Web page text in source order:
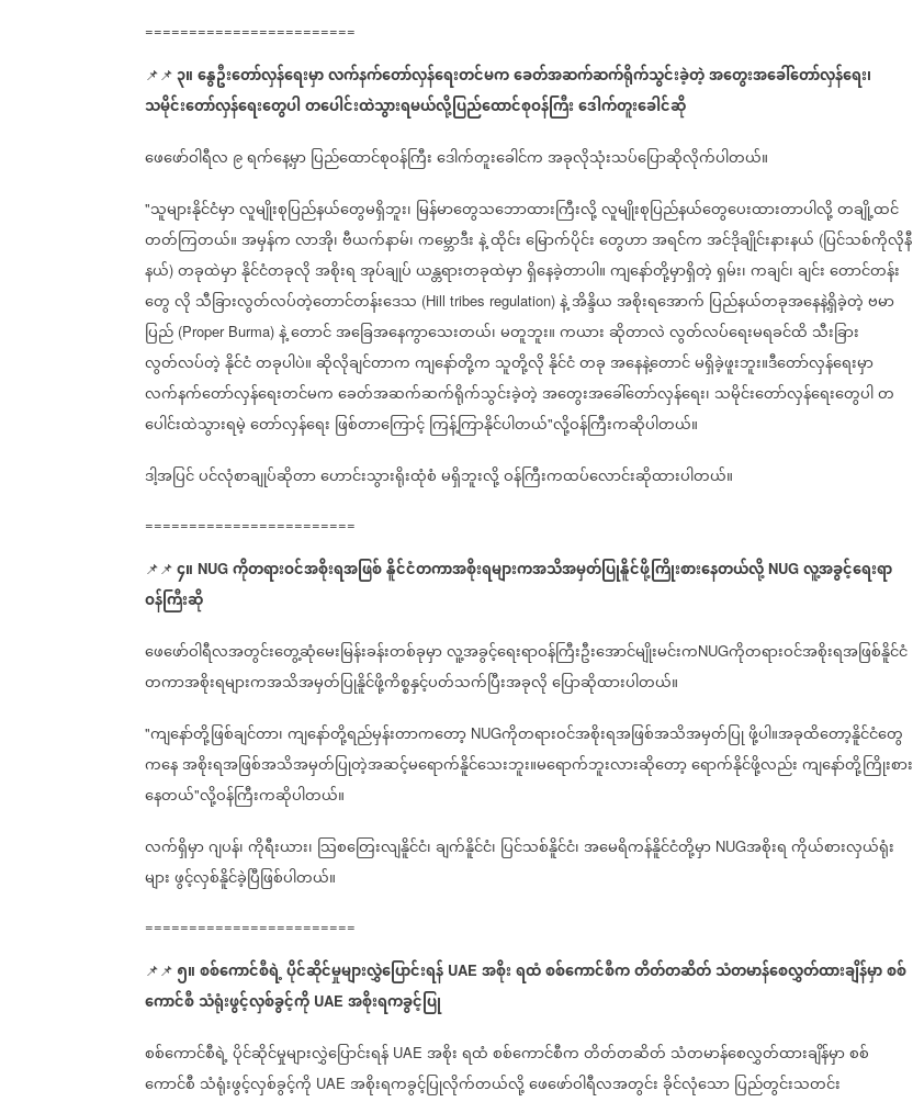
========================
📌📌 ၃။နွေဦးတော်လှန်ရေးမှာလက်နက်တော်လှန်ရေးတင်မကခေတ်အဆက်ဆက်ရိုက်သွင်းခဲ့တဲ့အတွေးအခေါ်တော်လှန်ရေး၊
သမိုင်းတော်လှန်ရေးတွေပါတပေါင်းထဲသွားရမယ်လို့ပြည်ထောင်စုဝန်ကြီးဒေါက်တူးခေါင်ဆို
ဖေဖော်ဝါရီလ ၉ရက်‌နေ့မှာပြည်ထောင်စုဝန်ကြီးဒေါက်တူးခေါင်ကအခုလိုသုံးသပ်ပြောဆိုလိုက်ပါတယ်။
"သူများနိုင်ငံမှာလူမျိုးစုပြည်နယ်တွေမရှိဘူး၊ မြန်မာတွေသဘောထားကြီးလို့လူမျိုးစုပြည်နယ်တွေပေးထားတာပါလို့တချို့ထင်
တတ်ကြတယ်။အမှန်ကလာအို၊ဗီယက်နာမ်၊ကမ္ဘောဒီးနဲ့ထိုင်းမြောက်ပိုင်းတွေဟာအရင််ကအင်ဒိုချိုင်းနားနယ် (ပြင်သစ်ကိုလိုနီ
နယ်) တခုထဲမှာနိုင်ငံတခုလိုအစိုးရအုပ်ချုပ်ယန္တရားတခုထဲမှာရှိနေခဲ့တာပါ။ကျနော်တို့မှာရှိတဲ့ရှမ်း၊ကချင်၊ချင်းတောင်တန်း
တွေလို သီခြားလွတ်လပ်တဲ့တောင်တန်းဒေသ (Hill tribes regulation) နဲ့အိန္ဒိယအစိုးရအောက် ပြည်နယ်တခုအနေနဲ့ရှိခဲ့တဲ့ဗမာ
ပြည် (Proper Burma) နဲ့တောင်အခြေအနေကွာသေးတယ်၊မတူဘူး။ကယားဆိုတာလဲလွတ်လပ်ရေးမရခင်ထိ သီးခြား
လွတ်လပ်တဲ့နိုင်ငံတခုပါပဲ။ဆိုလိုချင်တာကကျနော်တို့က သူတို့လိုနိုင်ငံတခုအနေနဲ့တောင်မရှိခဲ့ဖူးဘူး။ဒီတော်လှန်ရေးမှာ
လက်နက်တော်လှန်ရေးတင်မကခေတ်အဆက်ဆက်ရိုက်သွင်းခဲ့တဲ့အတွေးအခေါ်တော်လှန်ရေး၊ သမိုင်းတော်လှန်ရေးတွေပါတ
ပေါင်းထဲသွားရမဲ့တော်လှန်ရေး ဖြစ်တာကြောင့်ကြန့်ကြာနိုင်ပါတယ်"လို့ဝန်ကြီးကဆိုပါတယ်။
ဒါ့အပြင်ပင်လုံစာချုပ်ဆိုတာဟောင်းသွားရိုးထုံစံမရှိဘူးလို့ဝန်ကြီးကထပ်လောင်းဆိုထားပါတယ်။
========================
📌📌 ၄။ NUG ကိုတရားဝင်အစိုးရအဖြစ်နိူင်ငံတကာအစိုးရများကအသိအမှတ်ပြုနိူင်ဖို့ကြိုးစားနေတယ်လို့ NUG လူ့အခွင့်ရေးရာ
ဝန်ကြီးဆို
ဖေဖော်ဝါရီလအတွင်းတွေ့ဆုံမေးမြန်းခန်းတစ်ခုမှာလူ့အခွင့်ရေးရာဝန်ကြီးဦးအောင်မျိုးမင်းကNUGကိုတရားဝင်အစိုးရအဖြစ်နိူင်ငံ
တကာအစိုးရများကအသိအမှတ်ပြုနိူင်ဖို့ကိစ္စနှင့်ပတ်သက်ပြီးအခုလိုပြောဆိုထားပါတယ်။
"ကျနော်တို့ဖြစ်ချင်တာ၊ကျနော်တို့ရည်မှန်းတာကတော့ NUGကိုတရားဝင်အစိုးရအဖြစ်အသိအမှတ်ပြုဖို့ပါ။အခုထိတော့နိူင်ငံတွေ
ကနေအစိုးရအဖြစ်အသိအမှတ်ပြုတဲ့အဆင့်မရောက်နိူင်သေးဘူး။မရောက်ဘူးလားဆိုတော့ရောက်နိုင်ဖို့လည်းကျနော်တို့ကြိုးစား
နေတယ်"လို့ဝန်ကြီးကဆိုပါတယ်။
လက်ရှိမှာဂျပန်၊ကိုရီးယား၊ သြစတြေးလျနိူင်ငံ၊ချက်နိူင်ငံ၊ ပြင်သစ်နိူင်ငံ၊အမေရိကန်နိူင်ငံတို့မှာ NUGအစိုးရကိုယ်စားလှယ်ရုံး
များဖွင့်လှစ်နိူင်ခဲ့ပြီဖြစ်ပါတယ်။
========================
📌📌 ၅။စစ်ကောင်စီရဲ့ပိုင်ဆိုင်မှုများလွှဲပြောင်းရန် UAE အစိုးရထံစစ်ကောင်စီကတိတ်တဆိတ်သံတမာန်စေလွှတ်ထားချိန်မှာစစ်
ကောင်စီသံရုံးဖွင့်လှစ်ခွင့်ကို UAE အစိုးရကခွင့်ပြု
စစ်ကောင်စီရဲ့ပိုင်ဆိုင်မှုများလွှဲပြောင်းရန် UAE အစိုးရထံစစ်ကောင်စီကတိတ်တဆိတ် သံတမာန်စေလွှတ်ထားချိန်မှာစစ်
ကောင်စီ သံရုံးဖွင့်လှစ်ခွင့်ကို UAE အစိုးရကခွင့်ပြုလိုက်တယ်လို့ဖေဖော်ဝါရီလအတွင်းခိုင်လုံသောပြည်တွင်းသတင်း